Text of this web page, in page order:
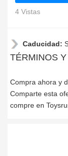
4 Vistas
Caducidad:
TÉRMINOS
Compra ahora y
Comparte esta
compre en